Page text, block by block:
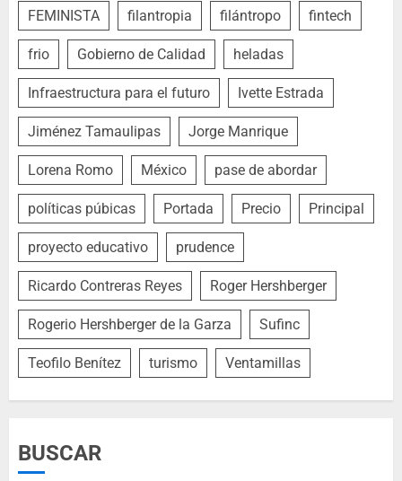
FEMINISTA filantropia filántropo fintech
frio Gobierno de Calidad heladas
Infraestructura para el futuro Ivette Estrada
Jiménez Tamaulipas Jorge Manrique
Lorena Romo México pase de abordar
políticas púbicas Portada Precio Principal
proyecto educativo prudence
Ricardo Contreras Reyes Roger Hershberger
Rogerio Hershberger de la Garza Sufinc
Teofilo Benítez turismo Ventamillas
BUSCAR